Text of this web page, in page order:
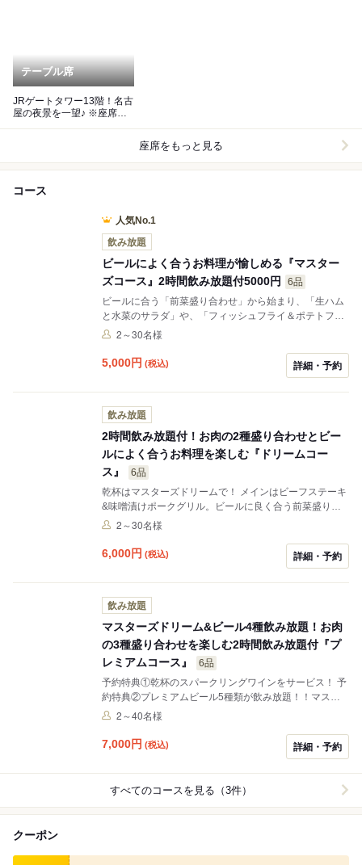
テーブル席
JRゲートタワー13階！名古
屋の夜景を一望♪ ※座席指
座席をもっと見る
コース
人気No.1
飲み放題
ビールによく合うお料理が愉しめる『マスター
ズコース』2時間飲み放題付5000円
6品
ビールに合う「前菜盛り合わせ」から始まり、「生ハム
と水菜のサラダ」や、「フィッシュフライ＆ポテトフラ
イ」、「しらすと万願寺唐辛子のピザ」メインは「味噌
かわもち豚のガーリックピラフ！大満足のコースです♪
飲み放題では、最初の1杯、乾杯でザ・プレミアム・モ
2～30名様
5,000円 (税込) 詳細・予約
飲み放題
2時間飲み放題付！お肉の2種盛り合わせとビー
ルによく合うお料理を楽しむ『ドリームコー
ス』
6品
乾杯はマスターズドリームで！ メインはビーフステーキ
&味噌漬けポークグリル。ビールに良く合う前菜盛り合
わせ、ローストビーフのチョレギサラダ、海老フライ&
椒炒め、〆に国産牛のガーリックピラフを堪能できるコ
2～30名様
6,000円 (税込) 詳細・予約
飲み放題
マスターズドリーム&ビール4種飲み放題！お肉
の3種盛り合わせを楽しむ2時間飲み放題付『プ
レミアムコース』
6品
予約特典①乾杯のスパークリングワインをサービス！ 予
約特典②プレミアムビール5種類が飲み放題！！マスタ
ーズドリームも飲み放題です♪
2～40名様
7,000円 (税込) 詳細・予約
すべてのコースを見る（3件）
クーポン
食べログ クーポン